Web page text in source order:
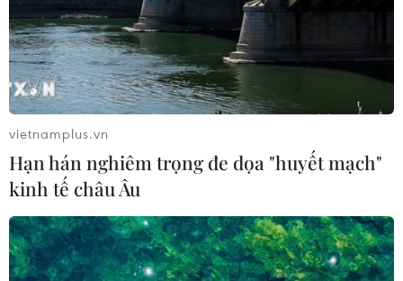
vietnamplus.vn
Hạn hán nghiêm trọng đe dọa "huyết mạch"
kinh tế châu Âu